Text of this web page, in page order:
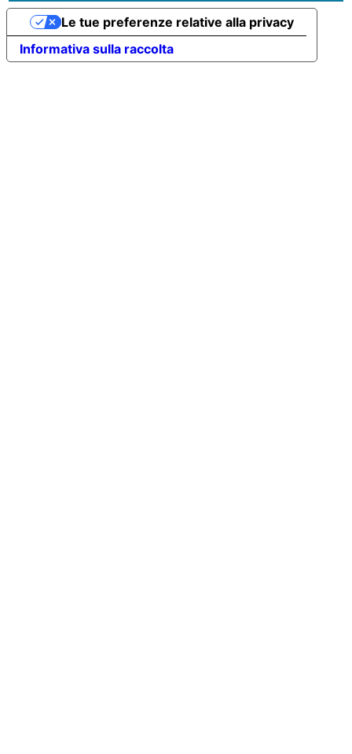
Informativa sulla raccolta
Le tue preferenze relative alla privacy